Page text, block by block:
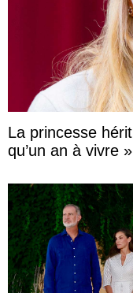
La princesse
qu’un an à vivre »